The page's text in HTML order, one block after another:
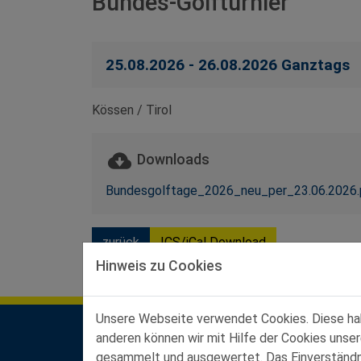
25.08.2026 - 26.08.2026 Ganztags
Kössen / Tirol
Downloads
zurück ICS/iCal Download
Kontakt Landesgeschäftsstelle
Hinweis zu Cookies
Unsere Webseite verwendet Cookies. Diese
anderen können wir mit Hilfe der Cookies
gesammelt und ausgewertet. Das